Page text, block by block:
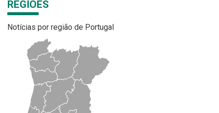
REGIÕES
Notícias por região de Portugal